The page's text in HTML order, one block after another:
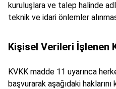
kuruluşlara ve talep halinde
teknik ve idari önlemler
Kişisel Verileri İşlenen
KVKK madde 11 uyarınca
başvurarak aşağıdaki haklarını